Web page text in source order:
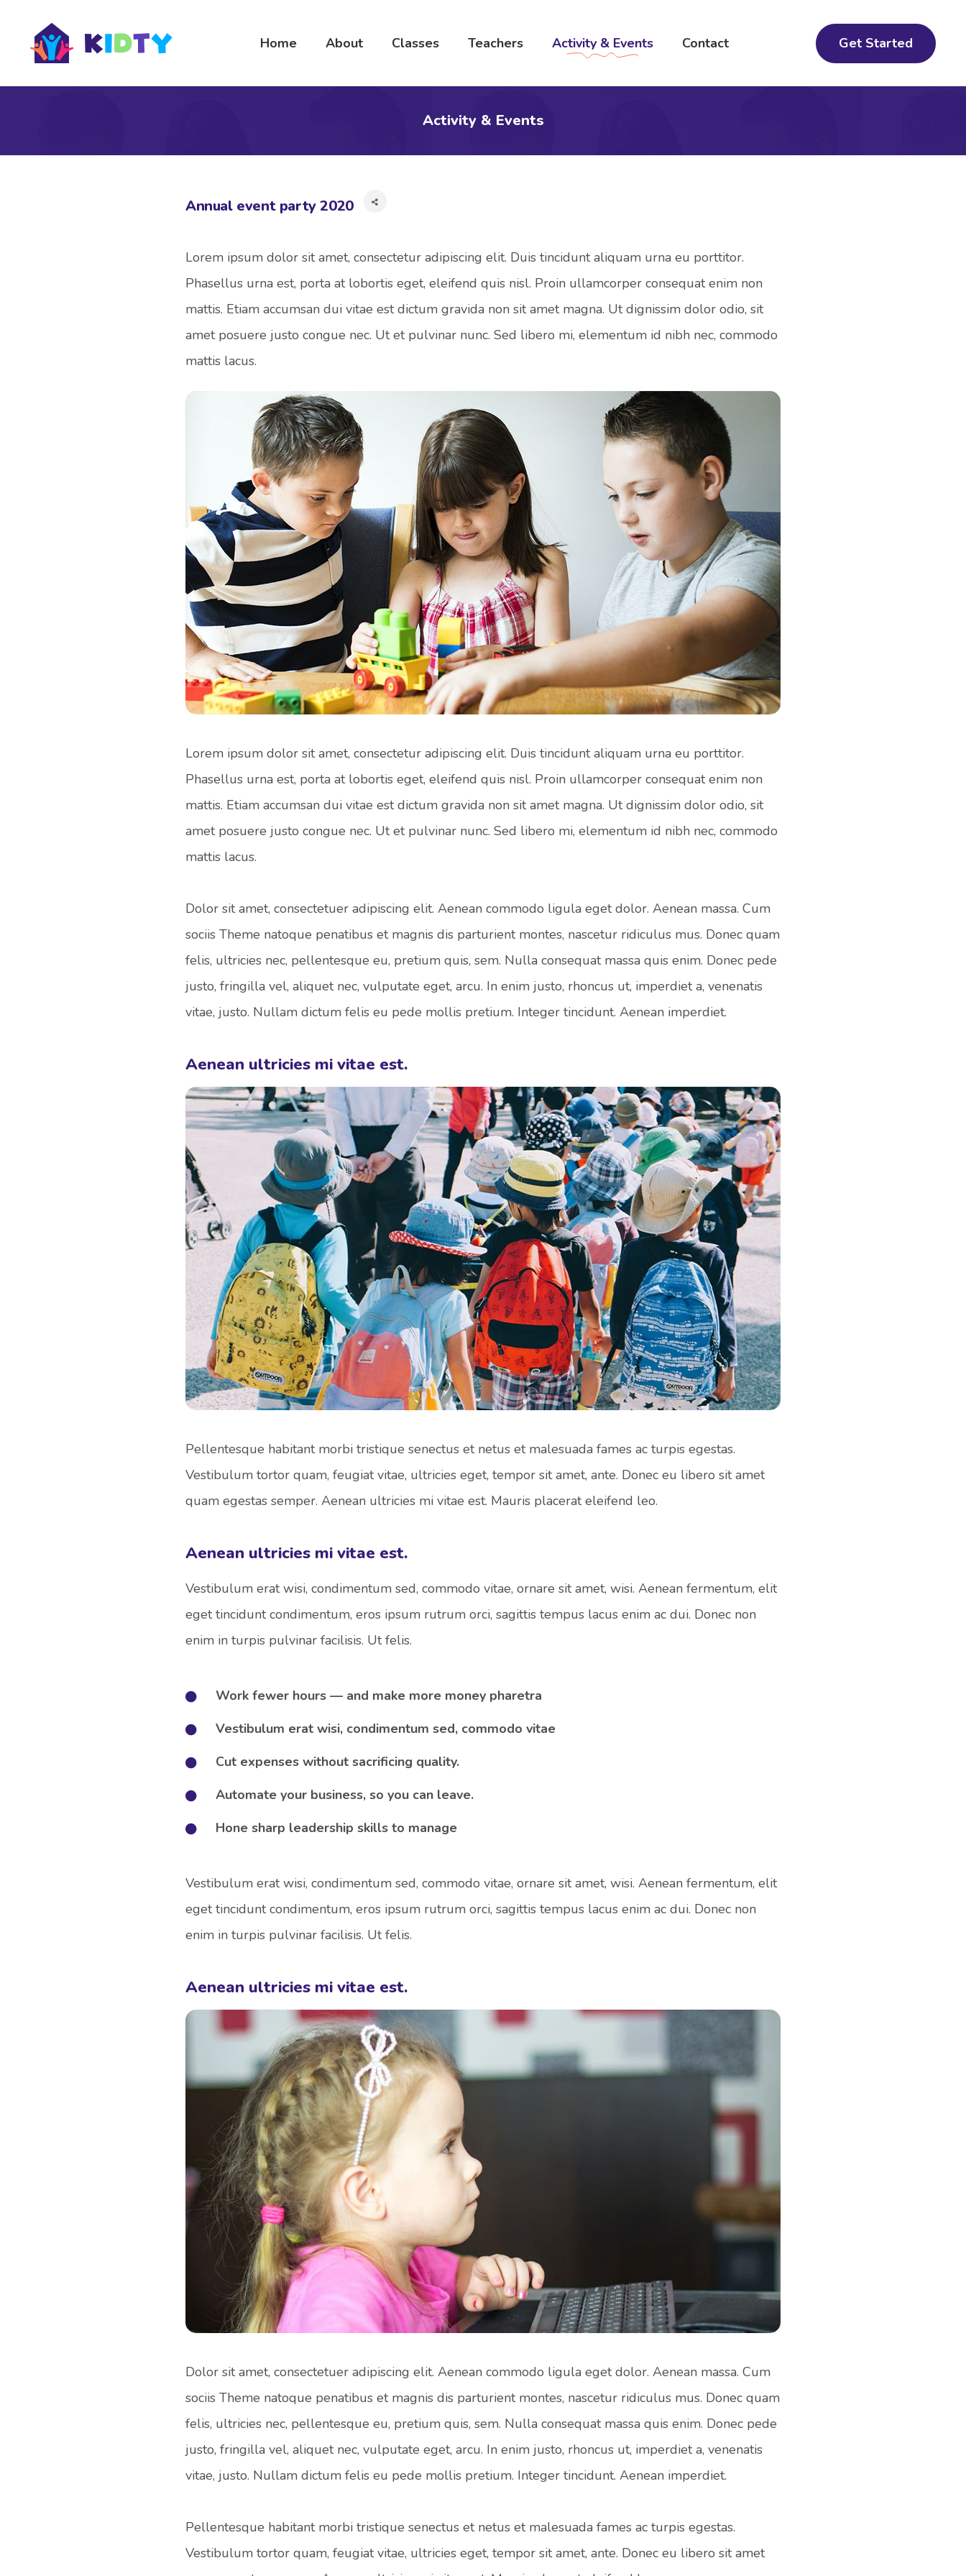
Home About Classes Teachers Activity & Events Contact Get Started
Activity & Events
Annual event party 2020
Lorem ipsum dolor sit amet, consectetur adipiscing elit. Duis tincidunt aliquam urna eu porttitor.
Phasellus urna est, porta at lobortis eget, eleifend quis nisl. Proin ullamcorper consequat enim non
mattis. Etiam accumsan dui vitae est dictum gravida non sit amet magna. Ut dignissim dolor odio, sit
amet posuere justo congue nec. Ut et pulvinar nunc. Sed libero mi, elementum id nibh nec, commodo
mattis lacus.
Lorem ipsum dolor sit amet, consectetur adipiscing elit. Duis tincidunt aliquam urna eu porttitor.
Phasellus urna est, porta at lobortis eget, eleifend quis nisl. Proin ullamcorper consequat enim non
mattis. Etiam accumsan dui vitae est dictum gravida non sit amet magna. Ut dignissim dolor odio, sit
amet posuere justo congue nec. Ut et pulvinar nunc. Sed libero mi, elementum id nibh nec, commodo
mattis lacus.
Dolor sit amet, consectetuer adipiscing elit. Aenean commodo ligula eget dolor. Aenean massa. Cum
sociis Theme natoque penatibus et magnis dis parturient montes, nascetur ridiculus mus. Donec quam
felis, ultricies nec, pellentesque eu, pretium quis, sem. Nulla consequat massa quis enim. Donec pede
justo, fringilla vel, aliquet nec, vulputate eget, arcu. In enim justo, rhoncus ut, imperdiet a, venenatis
vitae, justo. Nullam dictum felis eu pede mollis pretium. Integer tincidunt. Aenean imperdiet.
Aenean ultricies mi vitae est.
Pellentesque habitant morbi tristique senectus et netus et malesuada fames ac turpis egestas.
Vestibulum tortor quam, feugiat vitae, ultricies eget, tempor sit amet, ante. Donec eu libero sit amet
quam egestas semper. Aenean ultricies mi vitae est. Mauris placerat eleifend leo.
Aenean ultricies mi vitae est.
Vestibulum erat wisi, condimentum sed, commodo vitae, ornare sit amet, wisi. Aenean fermentum, elit
eget tincidunt condimentum, eros ipsum rutrum orci, sagittis tempus lacus enim ac dui. Donec non
enim in turpis pulvinar facilisis. Ut felis.
Work fewer hours — and make more money pharetra
Vestibulum erat wisi, condimentum sed, commodo vitae
Cut expenses without sacrificing quality.
Automate your business, so you can leave.
Hone sharp leadership skills to manage
Vestibulum erat wisi, condimentum sed, commodo vitae, ornare sit amet, wisi. Aenean fermentum, elit
eget tincidunt condimentum, eros ipsum rutrum orci, sagittis tempus lacus enim ac dui. Donec non
enim in turpis pulvinar facilisis. Ut felis.
Aenean ultricies mi vitae est.
Dolor sit amet, consectetuer adipiscing elit. Aenean commodo ligula eget dolor. Aenean massa. Cum
sociis Theme natoque penatibus et magnis dis parturient montes, nascetur ridiculus mus. Donec quam
felis, ultricies nec, pellentesque eu, pretium quis, sem. Nulla consequat massa quis enim. Donec pede
justo, fringilla vel, aliquet nec, vulputate eget, arcu. In enim justo, rhoncus ut, imperdiet a, venenatis
vitae, justo. Nullam dictum felis eu pede mollis pretium. Integer tincidunt. Aenean imperdiet.
Pellentesque habitant morbi tristique senectus et netus et malesuada fames ac turpis egestas.
Vestibulum tortor quam, feugiat vitae, ultricies eget, tempor sit amet, ante. Donec eu libero sit amet